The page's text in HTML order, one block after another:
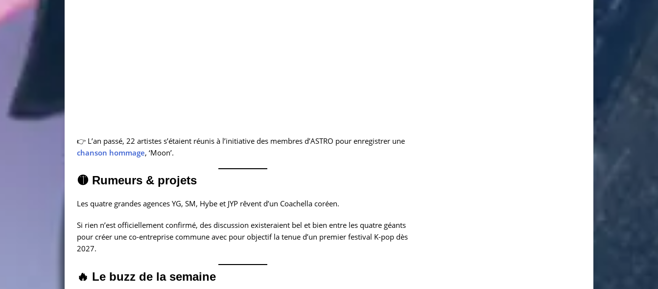
👉 L’an passé, 22 artistes s’étaient réunis à l’initiative des membres d’ASTRO pour enregistrer une
chanson hommage, ‘Moon’.
🟡 Rumeurs & projets
Les quatre grandes agences YG, SM, Hybe et JYP rêvent d’un Coachella coréen.
Si rien n’est officiellement confirmé, des discussion existeraient bel et bien entre les quatre géants
pour créer une co-entreprise commune avec pour objectif la tenue d’un premier festival K-pop dès
2027.
🔥 Le buzz de la semaine